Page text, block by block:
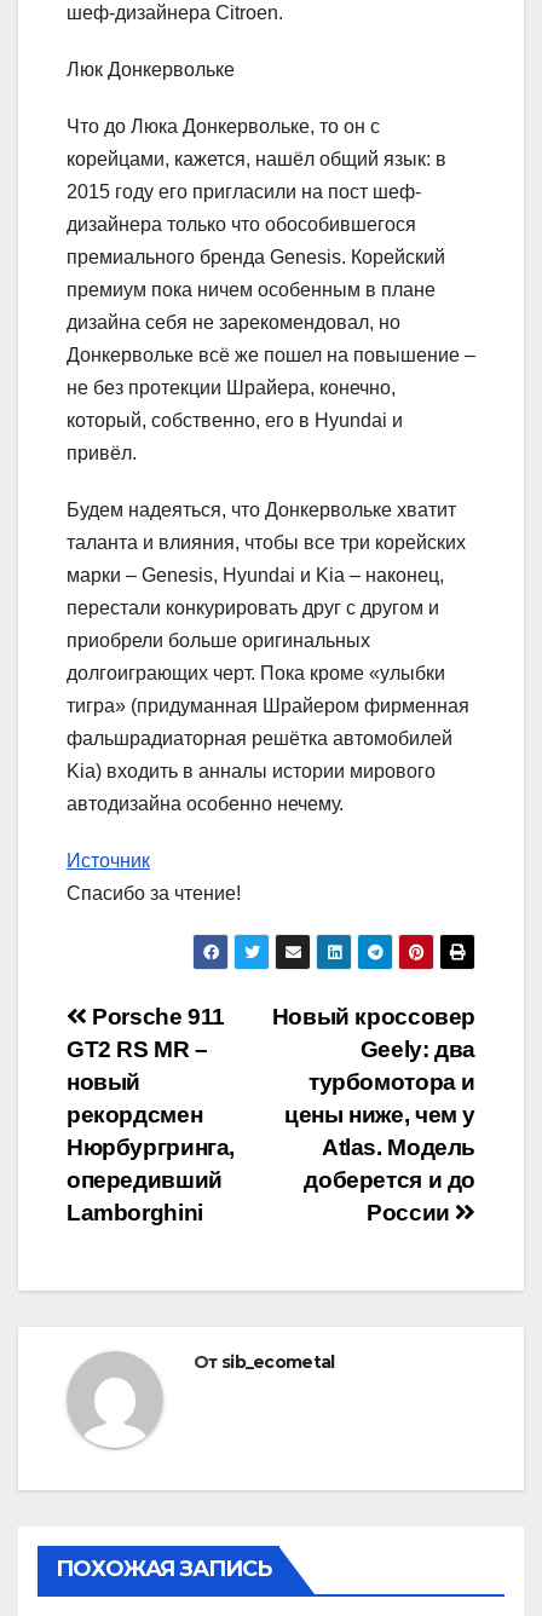
шеф-дизайнера Citroen.
Люк Донкервольке
Что до Люка Донкервольке, то он с
корейцами, кажется, нашёл общий язык: в
2015 году его пригласили на пост шеф-
дизайнера только что обособившегося
премиального бренда Genesis. Корейский
премиум пока ничем особенным в плане
дизайна себя не зарекомендовал, но
Донкервольке всё же пошел на повышение –
не без протекции Шрайера, конечно,
который, собственно, его в Hyundai и
привёл.
Будем надеяться, что Донкервольке хватит
таланта и влияния, чтобы все три корейских
марки – Genesis, Hyundai и Kia – наконец,
перестали конкурировать друг с другом и
приобрели больше оригинальных
долгоиграющих черт. Пока кроме «улыбки
тигра» (придуманная Шрайером фирменная
фальшрадиаторная решётка автомобилей
Kia) входить в анналы истории мирового
автодизайна особенно нечему.
Источник
Спасибо за чтение!
Навигация
по
записям
Новый кроссовер
Geely: два
турбомотора и
цены ниже, чем у
Atlas. Модель
доберется и до
России
Porsche 911
GT2 RS MR –
новый
рекордсмен
Нюрбургринга,
опередивший
Lamborghini
От sib_ecometal
ПОХОЖАЯ ЗАПИСЬ